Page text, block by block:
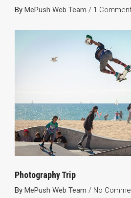
By MePush Web Team / 1
Photography Trip
By MePush Web Team / No